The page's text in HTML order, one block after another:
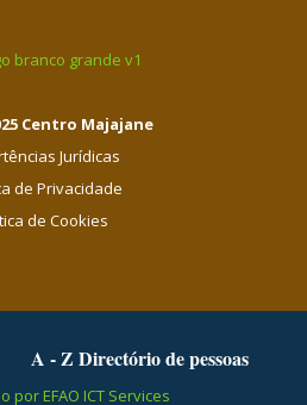
Centro Majajane
Jurídicas
de Privacidade
de Cookies
A - Z Directório de pessoas
por EFAO ICT Services